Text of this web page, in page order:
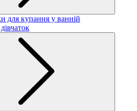
для купання у ванній